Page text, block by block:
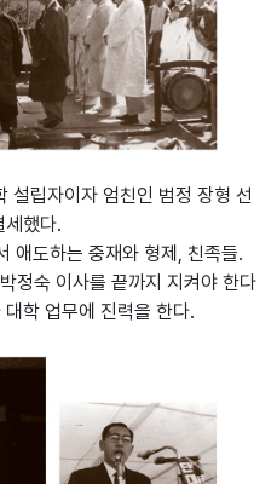
립자이자 엄친인 범정 장형 선
세했다.
애도하는 중재와 형제, 친족들.
정숙 이사를 끝까지 지켜야 한다
학 업무에 진력을 한다.